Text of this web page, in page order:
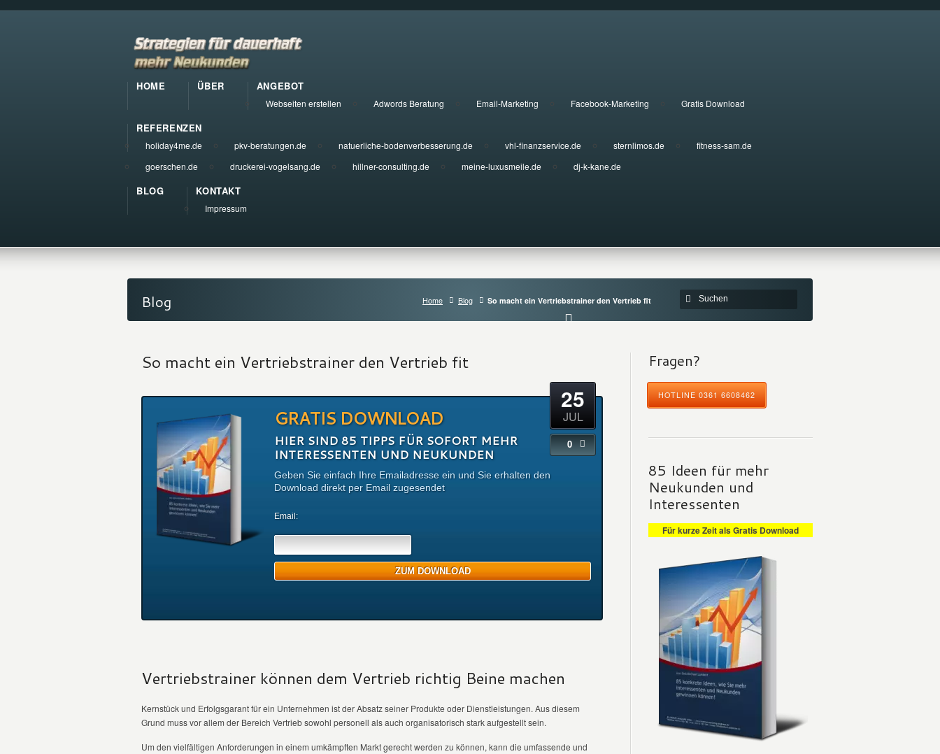
HOME ÜBER ANGEBOT
Webseiten erstellen Adwords Beratung Email-Marketing Facebook-Marketing Gratis Download
REFERENZEN
holiday4me.de pkv-beratungen.de natuerliche-bodenverbesserung.de vhl-finanzservice.de sternlimos.de
fitness-sam.de
goerschen.de
druckerei-vogelsang.de hillner-consulting.de meine-luxusmeile.de dj-k-kane.de
BLOG KONTAKT
Impressum
Blog Home Blog So macht ein Vertriebstrainer den Vertrieb fit
So macht ein Vertriebstrainer den Vertrieb fit
GRATIS DOWNLOAD
HIER SIND 85 TIPPS FÜR SOFORT MEHR
INTERESSENTEN UND NEUKUNDEN
Geben Sie einfach Ihre Emailadresse ein und Sie erhalten den
Download direkt per Email zugesendet
Email:
Vertriebstrainer können dem Vertrieb richtig Beine machen
Kernstück und Erfolgsgarant für ein Unternehmen ist der Absatz seiner Produkte oder Dienstleistungen. Aus diesem
Grund muss vor allem der Bereich Vertrieb sowohl personell als auch organisatorisch stark aufgestellt sein.
Um den vielfältigen Anforderungen in einem umkämpften Markt gerecht werden zu können, kann die umfassende und
25
JUL
0
Fragen?
HOTLINE 0361 6608462
85 Ideen für mehr
Neukunden und
Interessenten
Für kurze Zeit als Gratis Download